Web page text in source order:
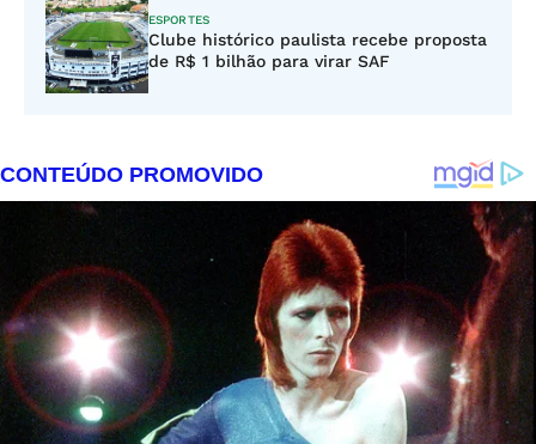
ESPORTES
Clube histórico paulista recebe proposta
de R$ 1 bilhão para virar SAF